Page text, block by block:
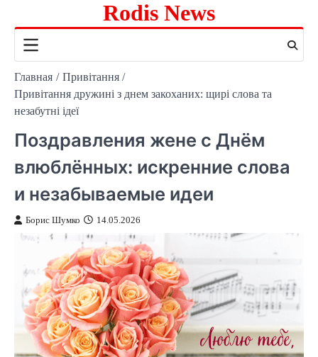
содержимому
Rodis News
Главная
Привітання
Привітання дружині з днем закоханих: щирі слова та
незабутні ідеї
Поздравления жене с Днём
влюблённых: искренние слова
и незабываемые идеи
Борис Шумко 14.05.2026